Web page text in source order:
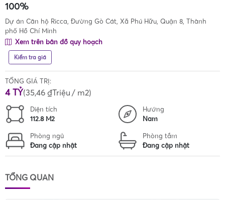
100%
Dự án Căn hộ Ricca, Đường Gò Cát, Xã Phú Hữu, Quận 8, Thành
phố Hồ Chí Minh
Xem trên bản đồ quy hoạch
Kiểm tra giá
TỔNG GIÁ TRỊ:
4 TỶ(35,46 ₫Triệu / m2)
Diện tích
112.8 M2
Hướng
Nam
Phòng ngủ
Đang cập nhật
Phòng tắm
Đang cập nhật
TỔNG QUAN